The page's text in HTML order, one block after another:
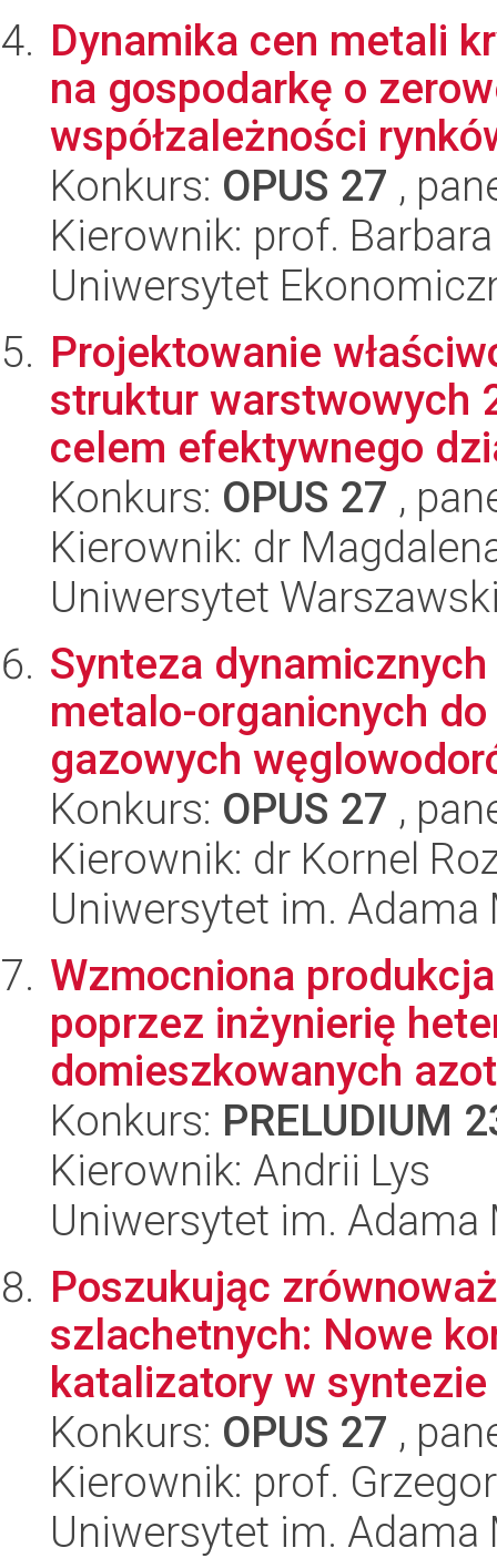
Dynamika cen metali
na gospodarkę o
współzależności
Konkurs: OPUS 27 ,
Kierownik: prof.
Uniwersytet
Projektowanie
struktur warstwowych
celem efektywnego
Konkurs: OPUS 27 ,
Kierownik: dr
Uniwersytet
Synteza
metalo-organicnych
gazowych
Konkurs: OPUS 27 ,
Kierownik: dr Kornel
Uniwersytet im.
Wzmocniona
poprzez inżynierię
domieszkowanych
Konkurs: PRELUDIUM
Kierownik: Andrii Lys
Uniwersytet im.
Poszukując
szlachetnych: Nowe
katalizatory w
Konkurs: OPUS 27 ,
Kierownik: prof.
Uniwersytet im.